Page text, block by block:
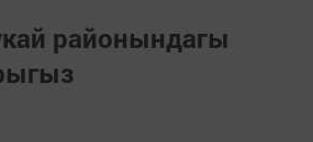
районындагы